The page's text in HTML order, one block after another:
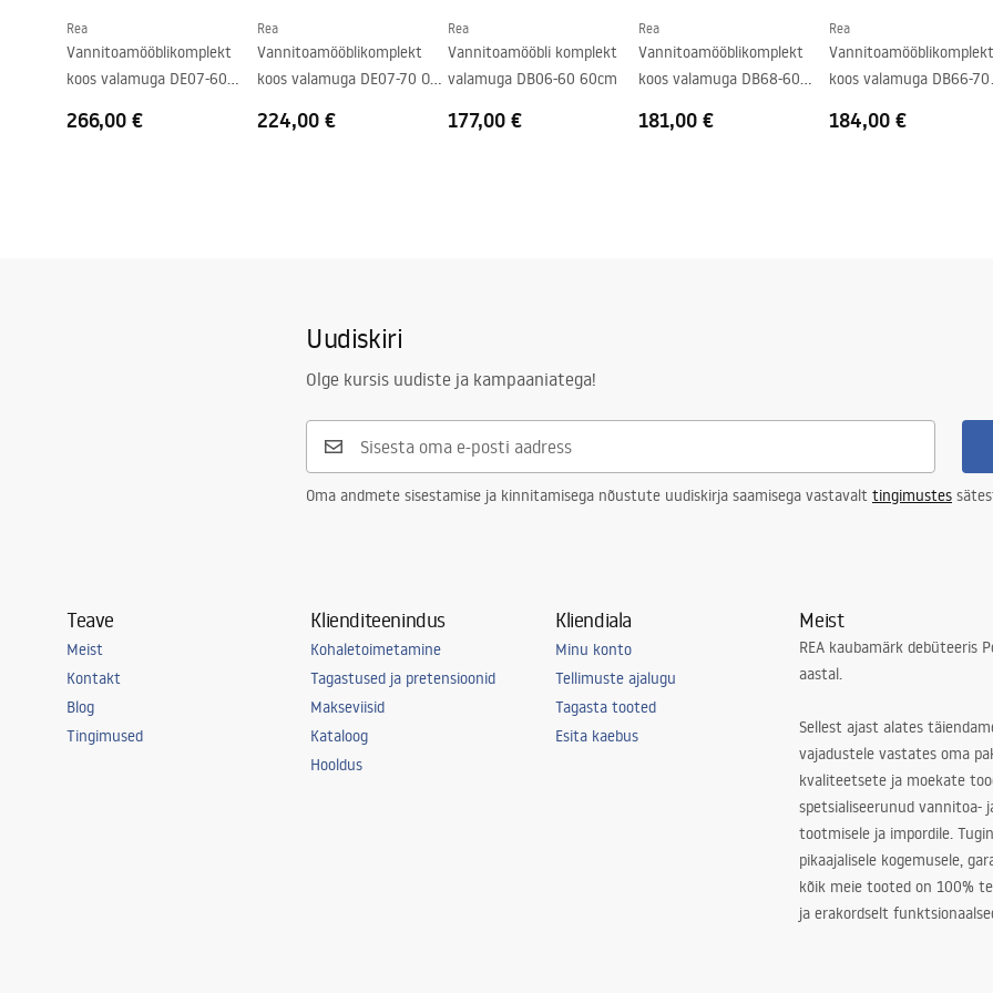
Rea
Vannitoamööblikomplekt
koos valamuga DE07-60
266,00 €
Rea
Vannitoamööblikomplekt
koos valamuga DE07-70 Oak
224,00 €
Rea
Vannitoamööbli komplekt
valamuga DB06-60 60cm
177,00 €
Rea
Vannitoamööblikomplekt
koos valamuga DB68-60
181,00 €
Rea
Vannitoamööblikomplekt
koos valamuga DB66-70
184,00 €
Uudiskiri
Olge kursis uudiste ja kampaaniatega!
Oma andmete sisestamise ja kinnitamisega nõustute uudiskirja saamisega vastavalt tingimustes
Teave
Meist
Kontakt
Blog
Tingimused
Klienditeenindus
Kohaletoimetamine
Tagastused ja pretensioonid
Makseviisid
Kataloog
Hooldus
Kliendiala
Minu konto
Tellimuste ajalugu
Tagasta tooted
Esita kaebus
Meist
REA kaubamärk debüteeris
aastal.
Sellest ajast alates
vajadustele vastates oma
kvaliteetsete ja moekate
spetsialiseerunud vannitoa-
tootmisele ja impordile.
pikaajalisele kogemusele,
kõik meie tooted on 100%
ja erakordselt